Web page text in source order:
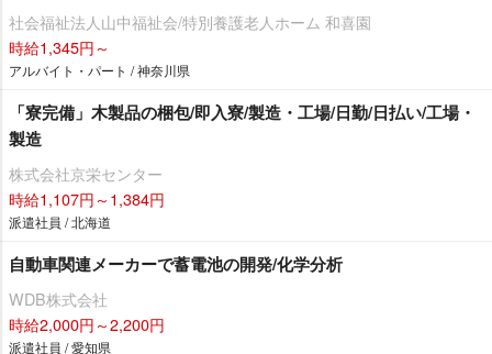
社会福祉法人山中福祉会/特別養護老人ホーム 和喜園
時給1,345円～
アルバイト・パート / 神奈川県
「寮完備」木製品の梱包/即入寮/製造・工場/日勤/日払い/工場・
製造
株式会社京栄センター
時給1,107円～1,384円
派遣社員 / 北海道
自動車関連メーカーで蓄電池の開発/化学分析
WDB株式会社
時給2,000円～2,200円
派遣社員 / 愛知県